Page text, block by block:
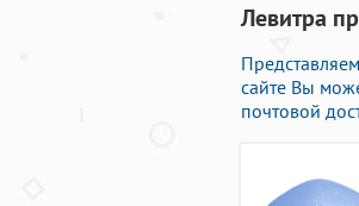
Левитра
сайте Вы
почтовой